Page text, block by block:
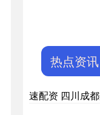
热点资讯
速配资 四川成